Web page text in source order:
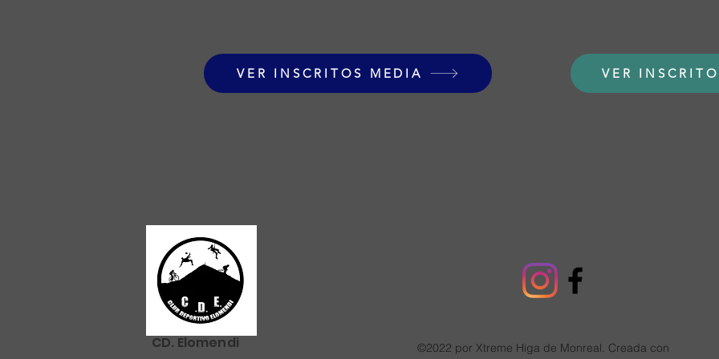
VER INSCRITOS MEDIA VER
CD. Elomendi ©2022 por Xtreme Higa de Monreal. Creada con